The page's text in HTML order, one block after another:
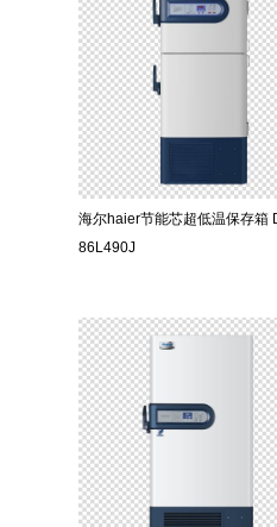
海尔haier节能芯超低温保存箱
86L490J